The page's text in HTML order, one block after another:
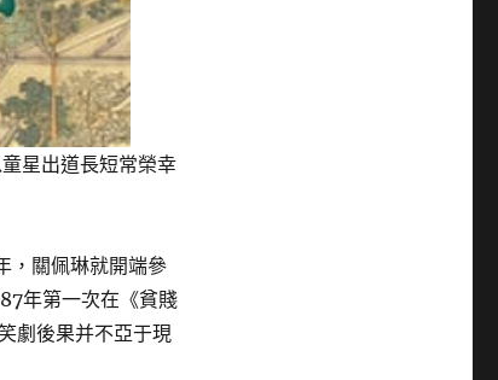
星出道長短常榮幸
，關佩琳就開端參
年第一次在《貧賤
劇後果并不亞于現